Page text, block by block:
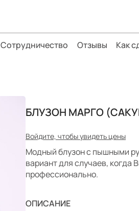
Сотрудничество Отзывы Как
БЛУЗОН МАРГО
Войдите, чтобы увидеть цены
Модный блузон с пышными
вариант для случаев, когда
профессионально.
ОПИСАНИЕ